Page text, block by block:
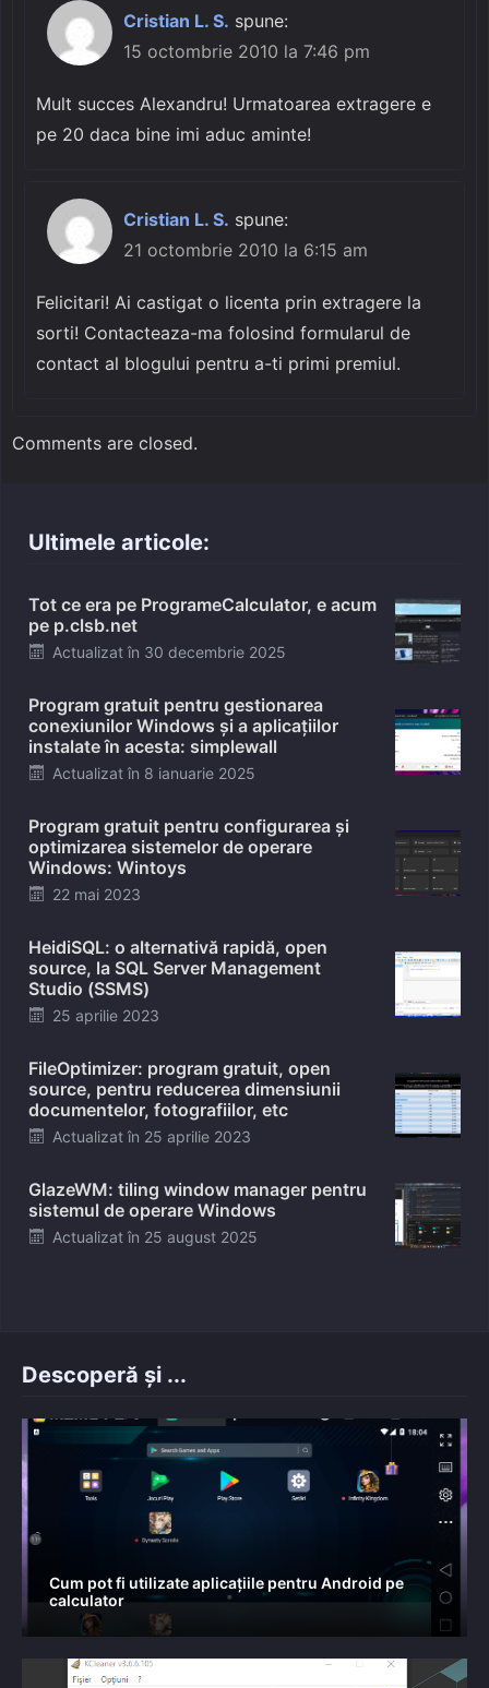
Cristian L. S. spune:
15 octombrie 2010 la 7:46 pm
Mult succes Alexandru! Urmatoarea extragere e
pe 20 daca bine imi aduc aminte!
Cristian L. S. spune:
21 octombrie 2010 la 6:15 am
Felicitari! Ai castigat o licenta prin extragere la
sorti! Contacteaza-ma folosind formularul de
contact al blogului pentru a-ti primi premiul.
Comments are closed.
Ultimele articole:
Tot ce era pe ProgrameCalculator, e acum
pe p.clsb.net
Posted
Actualizat în 30 decembrie 2025
Program gratuit pentru gestionarea
conexiunilor Windows și a aplicațiilor
instalate în acesta: simplewall
Posted
Actualizat în 8 ianuarie 2025
Program gratuit pentru configurarea și
optimizarea sistemelor de operare
Windows: Wintoys
Posted
22 mai 2023
HeidiSQL: o alternativă rapidă, open
source, la SQL Server Management
Studio (SSMS)
Posted
25 aprilie 2023
FileOptimizer: program gratuit, open
source, pentru reducerea dimensiunii
documentelor, fotografiilor, etc
Posted
Actualizat în 25 aprilie 2023
GlazeWM: tiling window manager pentru
sistemul de operare Windows
Posted
Actualizat în 25 august 2025
Descoperă și ...
Cum pot fi utilizate aplicațiile pentru Android pe
calculator